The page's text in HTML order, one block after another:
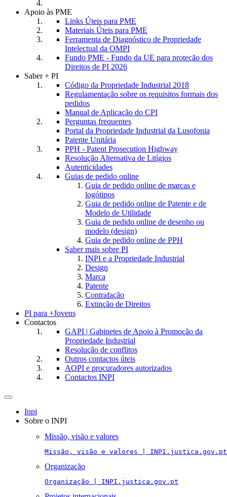
Apoio às PME
Links Úteis para PME
Materiais Úteis para PME
Ferramenta de Diagnóstico de Propriedade
Intelectual da OMPI
Fundo PME - Fundo da UE para proteção dos
Direitos de PI 2026
Saber + PI
Código da Propriedade Industrial 2018
Regulamentação sobre os requisitos formais dos
pedidos
Manual de Aplicação do CPI
Perguntas frequentes
Portal da Propriedade Industrial da Lusofonia
Patente Unitária
PPH - Patent Prosecution Highway
Resolução Alternativa de Litígios
Autenticidades
Guias de pedido online
Guia de pedido online de marcas e
logótipos
Guia de pedido online de Patente e de
Modelo de Utilidade
Guia de pedido online de desenho ou
modelo (design)
Guia de pedido online de PPH
Saber mais sobre PI
INPI e a Propriedade Industrial
Design
Marca
Patente
Contrafação
Extinção de Direitos
PI para +Jovens
Contactos
GAPI | Gabinetes de Apoio à Promoção da
Propriedade Industrial
Resolução de conflitos
Outros contactos úteis
AOPI e procuradores autorizados
Contactos INPI
Toggle
navigation
Inpi
Sobre o INPI
Missão, visão e valores
Missão, visão e valores | INPI.justica.gov.pt
Organização
Organização | INPI.justica.gov.pt